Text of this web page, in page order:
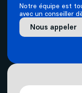
Notre équipe est
avec un conseiller
Nous appeler